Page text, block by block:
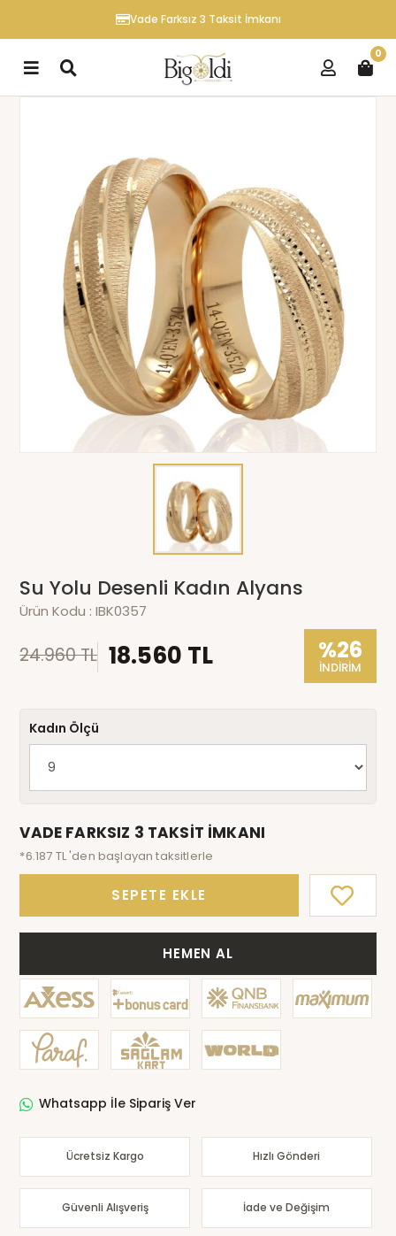
Vade Farksız 3 Taksit İmkanı
0
Su Yolu Desenli Kadın Alyans
Ürün Kodu :IBK0357
24.960 TL 18.560 TL %26
İNDİRİM
Kadın Ölçü
VADE FARKSIZ 3 TAKSİT İMKANI
*6.187 TL 'den başlayan taksitlerle
SEPETE EKLE
HEMEN AL
Whatsapp İle Sipariş Ver
Ücretsiz Kargo Hızlı Gönderi
Güvenli Alışveriş İade ve Değişim